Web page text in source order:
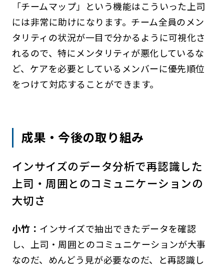
「チームマップ」という機能はこういった上司
には非常に助けになります。チーム全員のメン
タリティの状況が一目で分かるように可視化さ
れるので、特にメンタリティが悪化しているな
ど、ケアを必要としているメンバーに優先順位
をつけて対応することができます。
成果・今後の取り組み
インサイズのデータ分析で再認識した
上司・周囲とのコミュニケーションの
大切さ
小竹： インサイズで抽出できたデータを確認
し、上司・周囲とのコミュニケーションが大事
なのだ、めんどう見が必要なのだ、と再認識し